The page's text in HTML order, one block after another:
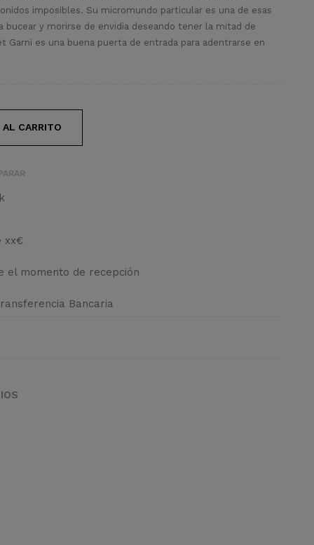
imposibles. Su micromundo particular es una de esas
bucear y morirse de envidia deseando tener la mitad de
Garni es una buena puerta de entrada para adentrarse en
AL CARRITO
xx€
el momento de recepción
Bancaria